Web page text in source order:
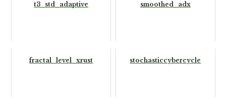
t3_std_adaptive smoothed_adx
fractal_level_xrust stochasticcybercycle